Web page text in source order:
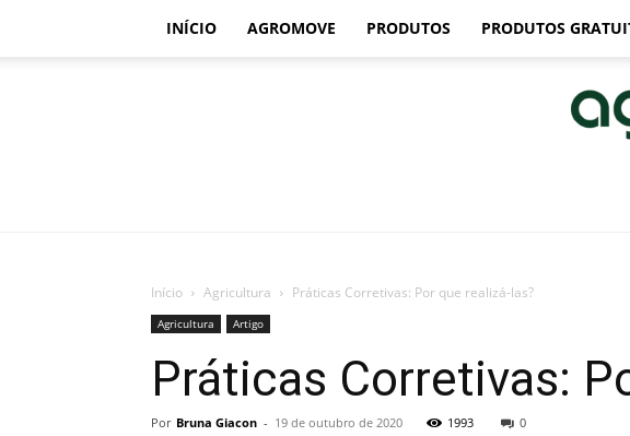
INÍCIO AGROMOVE PRODUTOS PRODUTOS
Início Agricultura Práticas Corretivas: Por que realizá-las?
Agricultura Artigo
Práticas Corretivas:
Por Bruna Giacon - 19 de outubro de 2020 1993 0